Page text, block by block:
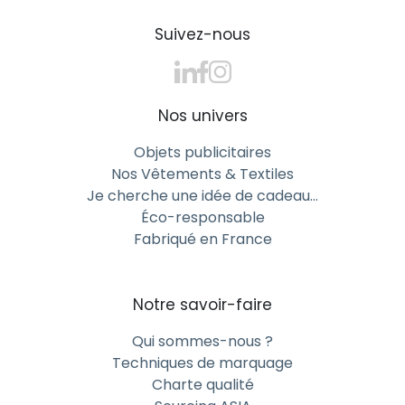
Clés USB double connecteur : le choix
de la polyvalence pour smartphone et
disposent d’un port USB standard et d’un port micro-
USB ou Type-C, permettant une compatibilité totale.
Elles facilitent la sauvegarde, le transfert et le
partage de données entre vos appareils, tout en
représentant un cadeau d’entreprise intelligent et
Clés USB OTG pour Android :
augmentez votre visibilité auprès des
utilisateurs de smartphone
La clé USB OTG Android est l’un des objets
Suivez-nous
Nos univers
Objets publicitaires
Nos Vêtements & Textiles
Je cherche une idée de cadeau…
Éco-responsable
Fabriqué en France
Notre savoir-faire
Qui sommes-nous ?
Techniques de marquage
Charte qualité